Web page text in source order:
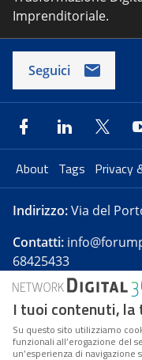
Imprenditoriale.
Seguici
About Tags Privacy
Indirizzo:Via del
Contatti:
68425433
Forumpa.itè una
presso Registro
Reg. n. 182 del 2
I tuoi contenuti, la
Su questo sito utilizziamo
funzionali all’erogazione del
un’esperienza di